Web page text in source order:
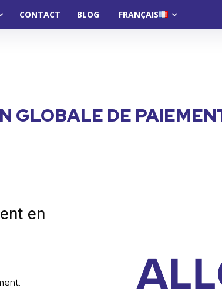
CONTACT BLOG FRANÇAIS
GLOBALE DE
en